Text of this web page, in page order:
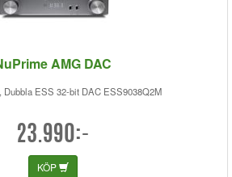
AMG DAC
Dubbla ESS 32-bit DAC ESS9038Q2M
23.990:-
KÖP